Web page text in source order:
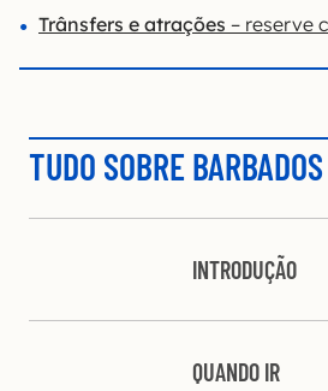
Trânsfers e atrações – reserve
TUDO SOBRE BARBADOS
INTRODUÇÃO
QUANDO IR